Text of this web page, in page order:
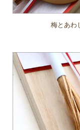
梅とあわ